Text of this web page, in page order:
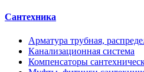
Сантехника
Арматура трубная,
Канализационная система
Компенсаторы